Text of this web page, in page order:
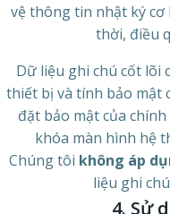
vệ thông tin nhật ký
thời, điều
Dữ liệu ghi chú cốt lõi
thiết bị và tính bảo mật
đặt bảo mật của
khóa màn hình hệ
Chúng tôi không áp
liệu ghi
4. Sử